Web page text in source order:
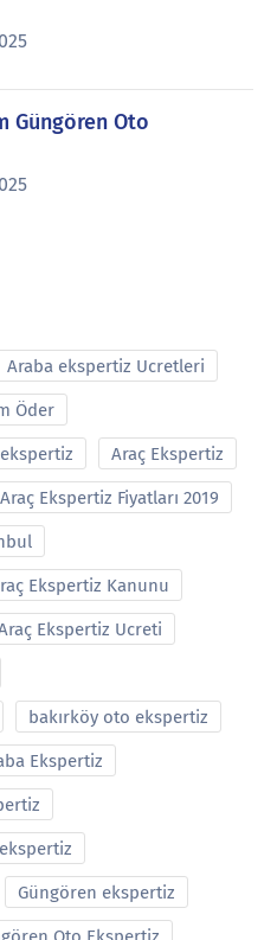
Güngören Oto
Araba ekspertiz Ucretleri
Öder
Araç Ekspertiz
Araç Ekspertiz Fiyatları 2019
Ekspertiz Kanunu
Ekspertiz Ucreti
bakırköy oto ekspertiz
Ekspertiz
Güngören ekspertiz